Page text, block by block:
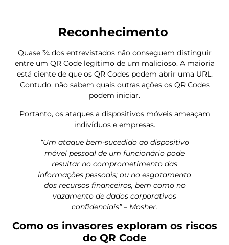
Reconhecimento
Quase ¾ dos entrevistados não conseguem distinguir
entre um QR Code legítimo de um malicioso. A maioria
está ciente de que os QR Codes podem abrir uma URL.
Contudo, não sabem quais outras ações os QR Codes
podem iniciar.
Portanto, os ataques a dispositivos móveis ameaçam
indivíduos e empresas.
“Um ataque bem-sucedido ao dispositivo
móvel pessoal de um funcionário pode
resultar no comprometimento das
informações pessoais; ou no esgotamento
dos recursos financeiros, bem como no
vazamento de dados corporativos
confidenciais” – Mosher.
Como os invasores exploram os riscos
do QR Code